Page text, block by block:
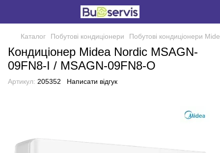
Каталог Побутові кондиціонери Побутові кондиціонери
Кондиціонер Midea Nordic MSAGN-
09FN8-I / MSAGN-09FN8-O
Артикул: 205352 Написати відгук